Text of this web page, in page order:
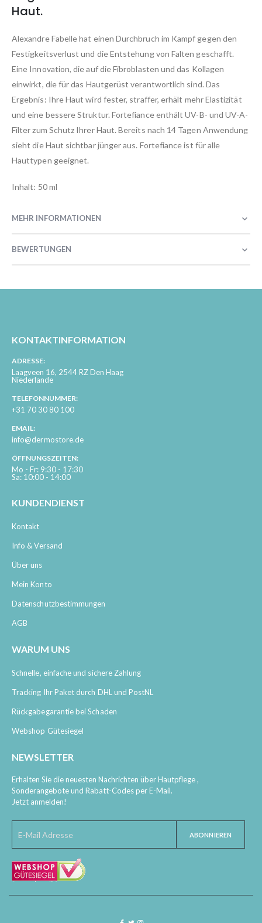
Haut.
Alexandre Fabelle hat einen Durchbruch im Kampf gegen den
Festigkeitsverlust und die Entstehung von Falten geschafft.
Eine Innovation, die auf die Fibroblasten und das Kollagen
einwirkt, die für das Hautgerüst verantwortlich sind. Das
Ergebnis: Ihre Haut wird fester, straffer, erhält mehr Elastizität
und eine bessere Struktur. Fortefiance enthält UV-B- und UV-A-
Filter zum Schutz Ihrer Haut. Bereits nach 14 Tagen Anwendung
sieht die Haut sichtbar jünger aus. Fortefiance ist für alle
Hauttypen geeignet.
Inhalt: 50 ml
MEHR INFORMATIONEN
BEWERTUNGEN
KONTAKTINFORMATION
ADRESSE:
Laagveen 16, 2544 RZ Den Haag
Niederlande
TELEFONNUMMER:
+31 70 30 80 100
EMAIL:
info@dermostore.de
ÖFFNUNGSZEITEN:
Mo - Fr: 9:30 - 17:30
Sa: 10:00 - 14:00
KUNDENDIENST
Kontakt
Info & Versand
Über uns
Mein Konto
Datenschutzbestimmungen
AGB
WARUM UNS
Schnelle, einfache und sichere Zahlung
Tracking Ihr Paket durch DHL und PostNL
Rückgabegarantie bei Schaden
Webshop Gütesiegel
NEWSLETTER
Erhalten Sie die neuesten Nachrichten über Hautpflege ,
Sonderangebote und Rabatt-Codes per E-Mail.
Jetzt anmelden!
ABONNIEREN